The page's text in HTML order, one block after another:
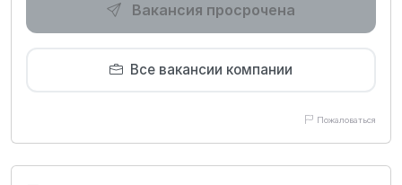
Вакансия просрочена
Все вакансии компании
Пожаловаться